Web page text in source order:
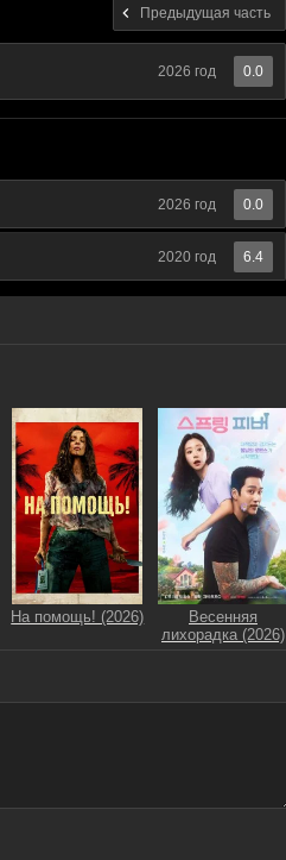
Предыдущая часть
2026 год 0.0
2026 год 0.0
2020 год 6.4
На помощь! (2026)
Весенняя
лихорадка (2026)